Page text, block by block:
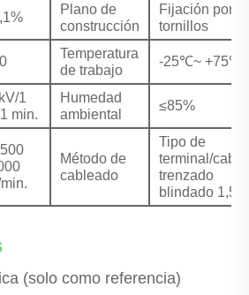
Plano de
construcción
Fijación por
tornillos
Temperatura
de trabajo
-25℃~ +75℃
1
min.
Humedad
ambiental
≤85%
Método de
cableado
Tipo de
terminal/cable
trenzado
blindado 1,5
(solo como referencia)